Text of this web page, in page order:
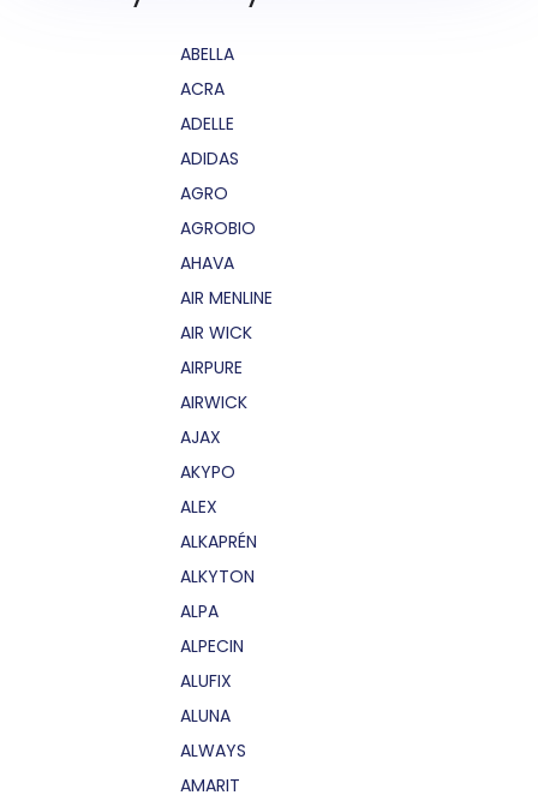
ABELLA
ACRA
ADELLE
ADIDAS
AGRO
AGROBIO
AHAVA
AIR MENLINE
AIR WICK
AIRPURE
AIRWICK
AJAX
AKYPO
ALEX
ALKAPRÉN
ALKYTON
ALPA
ALPECIN
ALUFIX
ALUNA
ALWAYS
AMARIT